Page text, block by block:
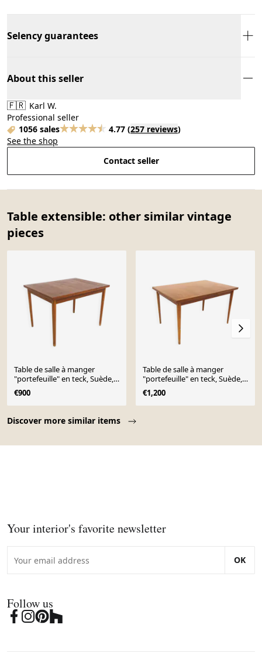
Selency guarantees
About this seller
🇫🇷 Karl W.
Professional seller
1056 sales
4.77 (257 reviews)
See the shop
Contact seller
Table extensible: other similar vintage
pieces
Discover more similar items
Table de salle à manger
"portefeuille" en teck, Suède,
1960
€900
Table de salle à manger
"portefeuille" en teck, Suède,
1960
€1,200
Your interior's favorite newsletter
OK
Follow us